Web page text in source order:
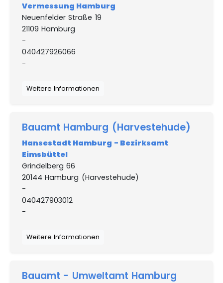
Vermessung Hamburg
Neuenfelder Straße 19
21109 Hamburg
-
040427926066
-
Weitere Informationen
Bauamt Hamburg (Harvestehude)
Hansestadt Hamburg - Bezirksamt
Eimsbüttel
Grindelberg 66
20144 Hamburg (Harvestehude)
-
040427903012
-
Weitere Informationen
Bauamt - Umweltamt Hamburg